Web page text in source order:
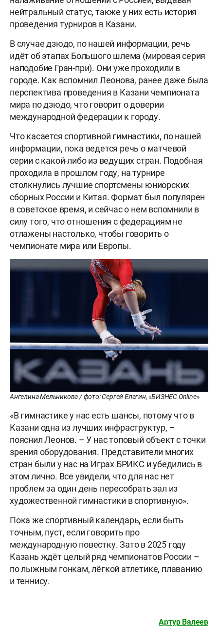
нейтральный статус, также у них есть история
проведения турниров в Казани.
В случае дзюдо, по нашей информации, речь
идëт об этапах Большого шлема (мировая серия
наподобие Гран-при). Они уже проходили в
городе. Как вспомнил Леонова, ранее даже была
перспектива проведения в Казани чемпионата
мира по дзюдо, что говорит о доверии
международной федерации к городу.
Что касается спортивной гимнастики, по нашей
информации, пока ведется речь о матчевой
серии с какой-либо из ведущих стран. Подобная
проходила в прошлом году, на турнире
столкнулись лучшие спортсмены юниорских
сборных России и Китая. Формат был популярен
в советское время, и сейчас о нем вспомнили в
силу того, что отношения с федерациям не
отлажены настолько, чтобы говорить о
чемпионате мира или Европы.
Ангелина Мельникова / фото: Сергей Елагин, «БИЗНЕС Online»
«В гимнастике у нас есть шансы, потому что в
Казани одна из лучших инфраструктур, –
пояснил Леонов. – У нас топовый объект с точки
зрения оборудования. Представители многих
стран были у нас на Играх БРИКС и убедились в
этом лично. Все увидели, что для нас нет
проблем за один день пересобрать зал из
художественной гимнастики в спортивную».
Пока же спортивный календарь, если быть
точным, пуст, если говорить про
международную повестку. Зато в 2025 году
Казань ждёт целый ряд чемпионатов России –
по лыжным гонкам, лёгкой атлетике, плаванию
и теннису.
Артур Валеев